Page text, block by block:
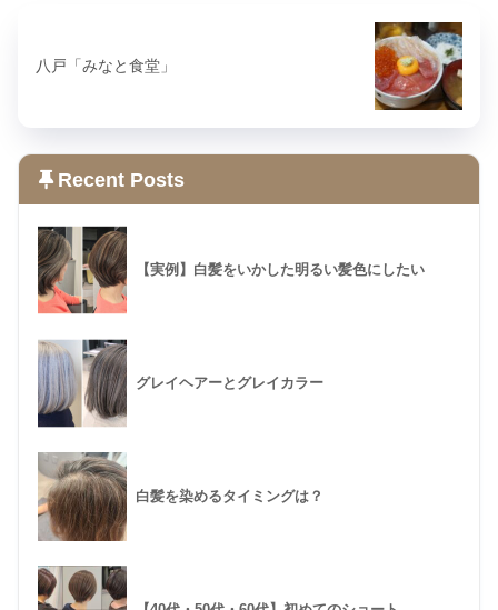
八戸「みなと食堂」
Recent Posts
【実例】白髪をいかした明るい髪色にしたい
グレイヘアーとグレイカラー
白髪を染めるタイミングは？